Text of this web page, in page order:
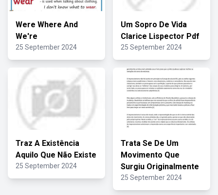
Were Where And
We're
25 September 2024
Um Sopro De Vida
Clarice Lispector Pdf
25 September 2024
Traz A Existência
Aquilo Que Não Existe
25 September 2024
Trata Se De Um
Movimento Que
Surgiu Originalmente
25 September 2024